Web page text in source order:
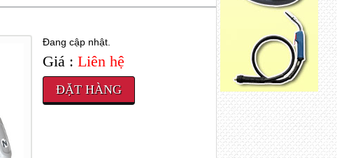
Đang cập nhật.
Giá : Liên hệ
ĐẶT HÀNG